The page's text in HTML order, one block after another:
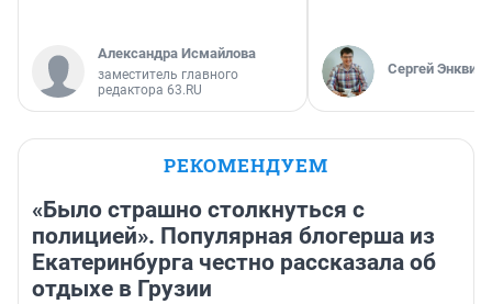
Александра Исмайлова
заместитель главного
редактора 63.RU
Сергей Энквист
РЕКОМЕНДУЕМ
«Было страшно столкнуться с
полицией». Популярная блогерша из
Екатеринбурга честно рассказала об
отдыхе в Грузии